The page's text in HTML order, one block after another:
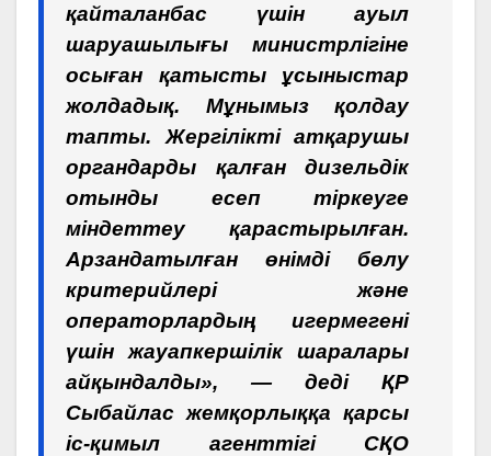
қайталанбас үшін ауыл
шаруашылығы министрлігіне
осыған қатысты ұсыныстар
жолдадық. Мұнымыз қолдау
тапты. Жергілікті атқарушы
органдарды қалған дизельдік
отынды есеп тіркеуге
міндеттеу қарастырылған.
Арзандатылған өнімді бөлу
критерийлері және
операторлардың игермегені
үшін жауапкершілік шаралары
айқындалды», — деді ҚР
Сыбайлас жемқорлыққа қарсы
іс-қимыл агенттігі СҚО